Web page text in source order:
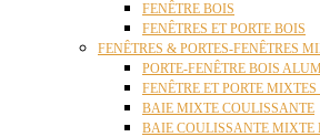
FENÊTRE BOIS
FENÊTRES ET PORTE BOIS
FENÊTRES & PORTES-FENÊTRES
PORTE-FENÊTRE BOIS
FENÊTRE ET PORTE MIXTES
BAIE MIXTE COULISSANTE
BAIE COULISSANTE MIXTE